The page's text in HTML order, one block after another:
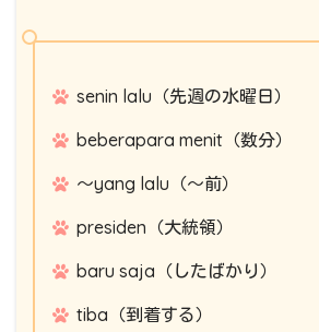
senin lalu（先週の水曜日）
beberapara menit（数分）
～yang lalu（～前）
presiden（大統領）
baru saja（したばかり）
tiba（到着する）